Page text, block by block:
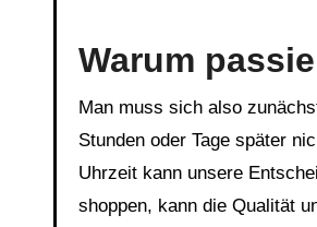
Warum
Man muss sich also
Stunden oder Tage später
Uhrzeit kann unsere
shoppen, kann die Qualität